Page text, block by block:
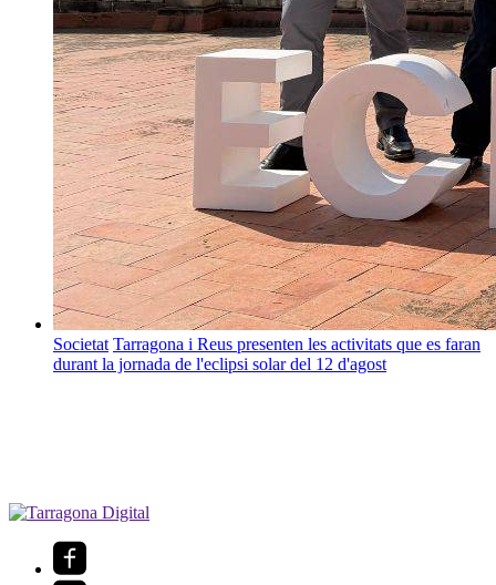
Societat Tarragona i Reus presenten les activitats que es faran
durant la jornada de l'eclipsi solar del 12 d'agost